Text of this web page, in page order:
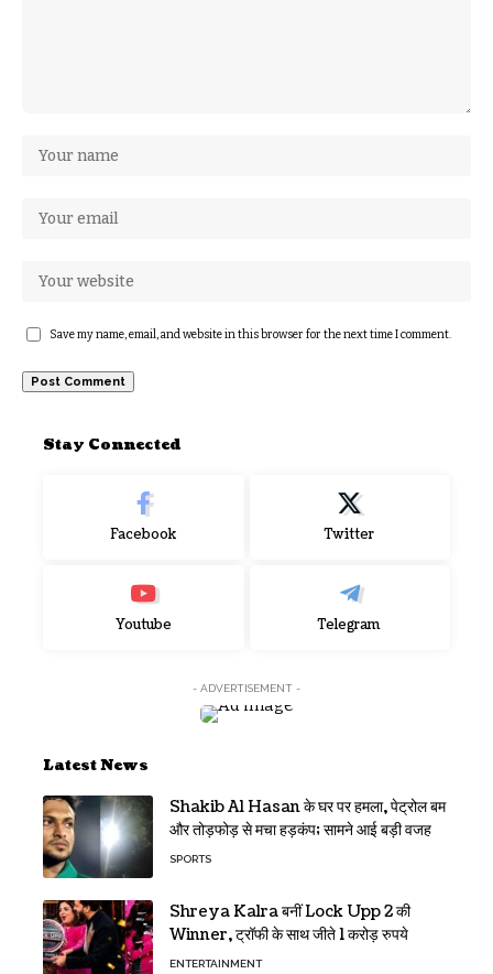
Save my name, email, and website in this browser for the next time I comment.
Stay Connected
Facebook Twitter
Youtube Telegram
- ADVERTISEMENT -
Latest News
Shakib Al Hasan के घर पर हमला, पेट्रोल बम
और तोड़फोड़ से मचा हड़कंप; सामने आई बड़ी वजह
SPORTS
Shreya Kalra बनीं Lock Upp 2 की
Winner, ट्रॉफी के साथ जीते 1 करोड़ रुपये
ENTERTAINMENT